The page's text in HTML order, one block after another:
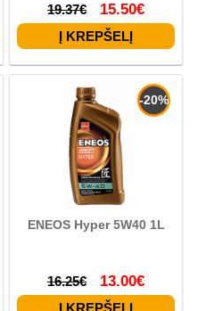
19.37€ 15.50€
-20%
ENEOS Hyper 5W40 1L
16.25€ 13.00€